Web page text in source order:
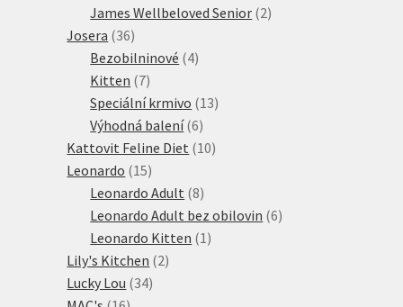
produkt
James Wellbeloved Senior 22
Josera 3636
produktů
Bezobilninové 44
Kitten 77
produktů
Speciální krmivo 1313
Výhodná balení 66
produktů
Kattovit Feline Diet 1010
Leonardo 1515
produktů
Leonardo Adult 88
produktů
Leonardo Adult bez obilovin 66
Leonardo Kitten 1 1
Lily's Kitchen 22
Lucky Lou 3434